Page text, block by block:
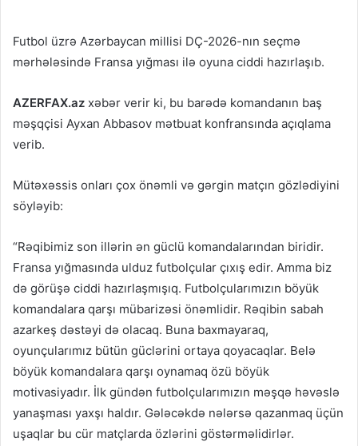
Futbol üzrə Azərbaycan millisi DÇ-2026-nın seçmə
mərhələsində Fransa yığması ilə oyuna ciddi hazırlaşıb.
AZERFAX.az xəbər verir ki, bu barədə komandanın baş
məşqçisi Ayxan Abbasov mətbuat konfransında açıqlama
verib.
Mütəxəssis onları çox önəmli və gərgin matçın gözlədiyini
söyləyib:
“Rəqibimiz son illərin ən güclü komandalarından biridir.
Fransa yığmasında ulduz futbolçular çıxış edir. Amma biz
də görüşə ciddi hazırlaşmışıq. Futbolçularımızın böyük
komandalara qarşı mübarizəsi önəmlidir. Rəqibin sabah
azarkeş dəstəyi də olacaq. Buna baxmayaraq,
oyunçularımız bütün güclərini ortaya qoyacaqlar. Belə
böyük komandalara qarşı oynamaq özü böyük
motivasiyadır. İlk gündən futbolçularımızın məşqə həvəslə
yanaşması yaxşı haldır. Gələcəkdə nələrsə qazanmaq üçün
uşaqlar bu cür matçlarda özlərini göstərməlidirlər.